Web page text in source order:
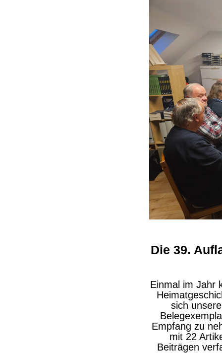
Die 39.
Einmal im Jahr
sich
Empfang zu
mit 22
Beiträgen